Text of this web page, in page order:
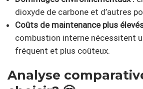
dioxyde de carbone et d’autres
Coûts de maintenance plus
combustion interne nécessitent
fréquent et plus coûteux.
Analyse